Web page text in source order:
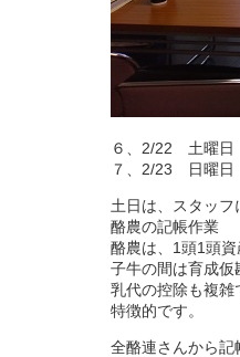
６、2/22 土曜日
７、2/23 日曜日
土日は、スタッ
酪農の記帳作業
酪農は、1頭1頭資
子牛の間は育成仮
乳代の控除も複雑
特徴的です。
全酪連さんから